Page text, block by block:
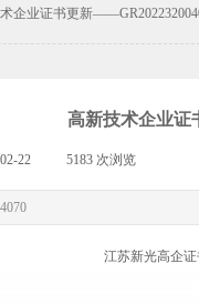
企业证书更新
高新技术企业证
22 5183 次浏览
江苏新光高企证